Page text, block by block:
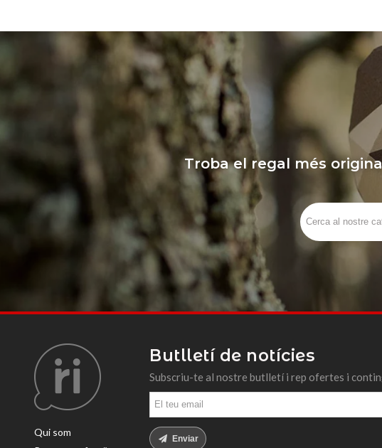
Troba el regal més
Qui som
Butlletí de notícies
Subscriu-te al nostre butlletí i rep ofertes i
Enviar